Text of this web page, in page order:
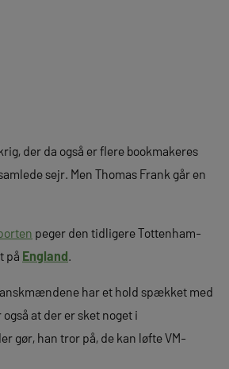
der da også er flere bookmakeres
sejr. Men Thomas Frank går en
peger den tidligere Tottenham-
på England.
har et hold spækket med
at der er sket noget i
gør, han tror på, de kan løfte VM-